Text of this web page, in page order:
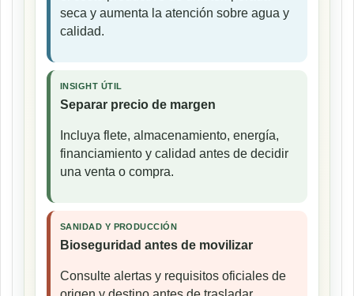
seca y aumenta la atención sobre agua y
calidad.
INSIGHT ÚTIL
Separar precio de margen
Incluya flete, almacenamiento, energía,
financiamiento y calidad antes de decidir
una venta o compra.
SANIDAD Y PRODUCCIÓN
Bioseguridad antes de movilizar
Consulte alertas y requisitos oficiales de